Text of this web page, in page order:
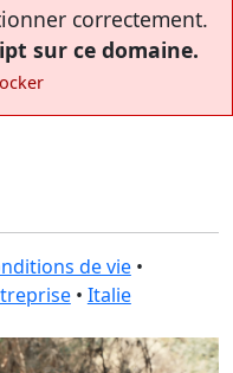
correctement.
sur ce domaine.
de vie•
• Italie